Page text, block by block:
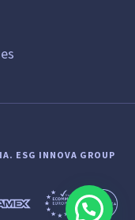
ESG INNOVA GROUP